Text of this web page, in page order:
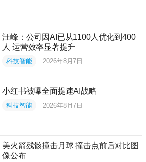
汪峰：公司因AI已从1100人优化到400
人 运营效率显著提升
科技智能 2026年8月7日
小红书被曝全面提速AI战略
科技智能 2026年8月7日
美火箭残骸撞击月球 撞击点前后对比图
像公布